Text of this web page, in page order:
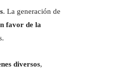
. La generación de
favor de la
diversos,